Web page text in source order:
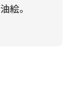
絵。